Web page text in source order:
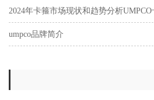
2024年卡箍市场现状和趋势分析UMPCO
umpco品牌简介